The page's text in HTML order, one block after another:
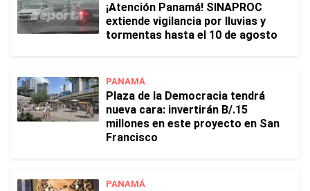
¡Atención Panamá! SINAPROC
extiende vigilancia por lluvias y
tormentas hasta el 10 de agosto
PANAMÁ
Plaza de la Democracia tendrá
nueva cara: invertirán B/.15
millones en este proyecto en San
Francisco
PANAMÁ